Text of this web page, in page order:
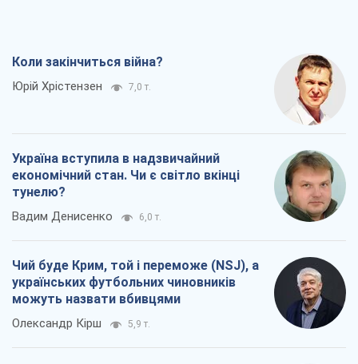
Коли закінчиться війна?
Юрій Хрістензен 7,0 т.
Україна вступила в надзвичайний
економічний стан. Чи є світло вкінці
тунелю?
Вадим Денисенко 6,0 т.
Чий буде Крим, той і переможе (NSJ), а
українських футбольних чиновників
можуть назвати вбивцями
Олександр Кірш 5,9 т.